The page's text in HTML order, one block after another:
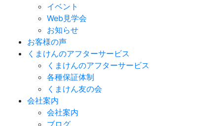
イベント
Web見学会
お知らせ
お客様の声
くまけんのアフターサービス
くまけんのアフターサービス
各種保証体制
くまけん友の会
会社案内
会社案内
ブログ